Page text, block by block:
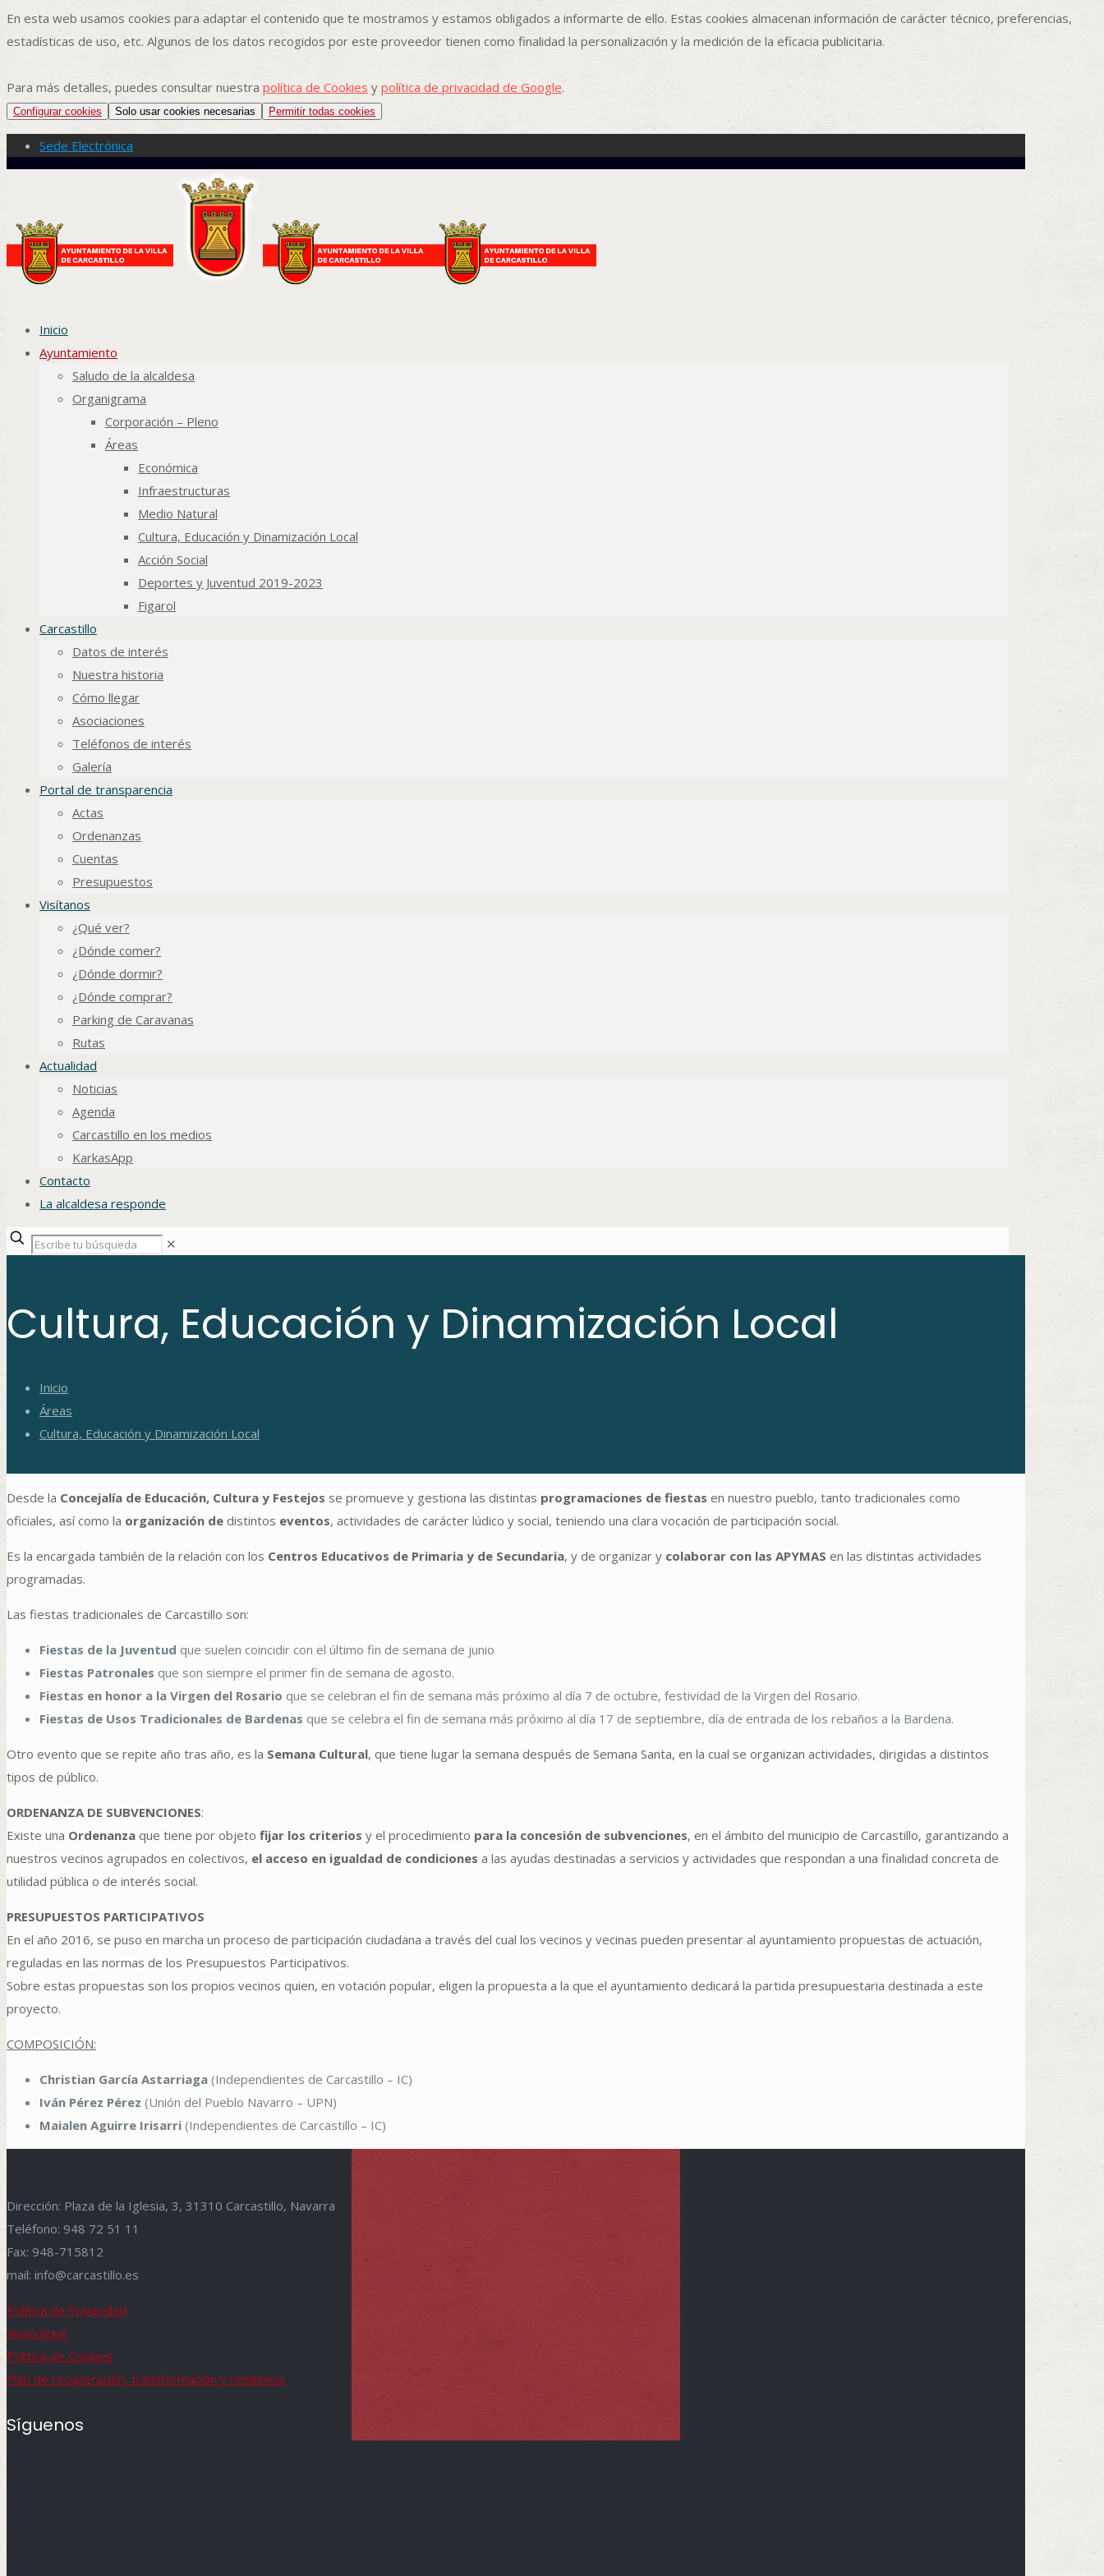
En esta web usamos cookies para adaptar el contenido que te mostramos y estamos obligados a informarte de ello. Estas cookies almacenan información de carácter técnico, preferencias,
estadísticas de uso, etc. Algunos de los datos recogidos por este proveedor tienen como finalidad la personalización y la medición de la eficacia publicitaria.
Para más detalles, puedes consultar nuestra política de Cookies y política de privacidad de Google.
Configurar cookies Solo usar cookies necesarias Permitir todas cookies
Sede Electrónica
Inicio
Ayuntamiento
Saludo de la alcaldesa
Organigrama
Corporación – Pleno
Áreas
Económica
Infraestructuras
Medio Natural
Cultura, Educación y Dinamización Local
Acción Social
Deportes y Juventud 2019-2023
Figarol
Carcastillo
Datos de interés
Nuestra historia
Cómo llegar
Asociaciones
Teléfonos de interés
Galería
Portal de transparencia
Actas
Ordenanzas
Cuentas
Presupuestos
Visítanos
¿Qué ver?
¿Dónde comer?
¿Dónde dormir?
¿Dónde comprar?
Parking de Caravanas
Rutas
Actualidad
Noticias
Agenda
Carcastillo en los medios
KarkasApp
Contacto
La alcaldesa responde
✕
Cultura, Educación y Dinamización Local
Inicio
Áreas
Cultura, Educación y Dinamización Local
Desde la Concejalía de Educación, Cultura y Festejos se promueve y gestiona las distintas programaciones de fiestas en nuestro pueblo, tanto tradicionales como
oficiales, así como la organización de distintos eventos, actividades de carácter lúdico y social, teniendo una clara vocación de participación social.
Es la encargada también de la relación con los Centros Educativos de Primaria y de Secundaria, y de organizar y colaborar con las APYMAS en las distintas actividades
programadas.
Las fiestas tradicionales de Carcastillo son:
Fiestas de la Juventud que suelen coincidir con el último fin de semana de junio
Fiestas Patronales que son siempre el primer fin de semana de agosto.
Fiestas en honor a la Virgen del Rosario que se celebran el fin de semana más próximo al día 7 de octubre, festividad de la Virgen del Rosario.
Fiestas de Usos Tradicionales de Bardenas que se celebra el fin de semana más próximo al día 17 de septiembre, día de entrada de los rebaños a la Bardena.
Otro evento que se repite año tras año, es la Semana Cultural, que tiene lugar la semana después de Semana Santa, en la cual se organizan actividades, dirigidas a distintos
tipos de público.
ORDENANZA DE SUBVENCIONES:
Existe una Ordenanza que tiene por objeto fijar los criterios y el procedimiento para la concesión de subvenciones, en el ámbito del municipio de Carcastillo, garantizando a
nuestros vecinos agrupados en colectivos, el acceso en igualdad de condiciones a las ayudas destinadas a servicios y actividades que respondan a una finalidad concreta de
utilidad pública o de interés social.
PRESUPUESTOS PARTICIPATIVOS
En el año 2016, se puso en marcha un proceso de participación ciudadana a través del cual los vecinos y vecinas pueden presentar al ayuntamiento propuestas de actuación,
reguladas en las normas de los Presupuestos Participativos.
Sobre estas propuestas son los propios vecinos quien, en votación popular, eligen la propuesta a la que el ayuntamiento dedicará la partida presupuestaria destinada a este
proyecto.
COMPOSICIÓN:
Christian García Astarriaga (Independientes de Carcastillo – IC)
Iván Pérez Pérez (Unión del Pueblo Navarro – UPN)
Maialen Aguirre Irisarri (Independientes de Carcastillo – IC)
Dirección: Plaza de la Iglesia, 3, 31310 Carcastillo, Navarra
Teléfono: 948 72 51 11
Fax: 948-715812
mail: info@carcastillo.es
Política de Privacidad
Aviso legal
Política de Cookies
Plan de recuperación, transformación y resiliencia
Síguenos